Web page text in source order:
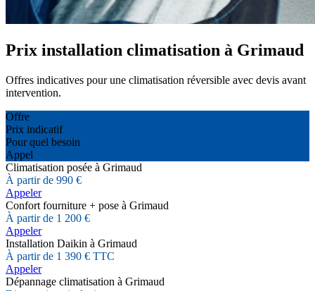
Prix installation climatisation à Grimaud
Offres indicatives pour une climatisation réversible avec devis avant
intervention.
Offre
Prix indicatif
Pour quel besoin
Appel
Climatisation posée à Grimaud
À partir de 990 €
Appeler
Confort fourniture + pose à Grimaud
À partir de 1 200 €
Appeler
Installation Daikin à Grimaud
À partir de 1 390 € TTC
Appeler
Dépannage climatisation à Grimaud